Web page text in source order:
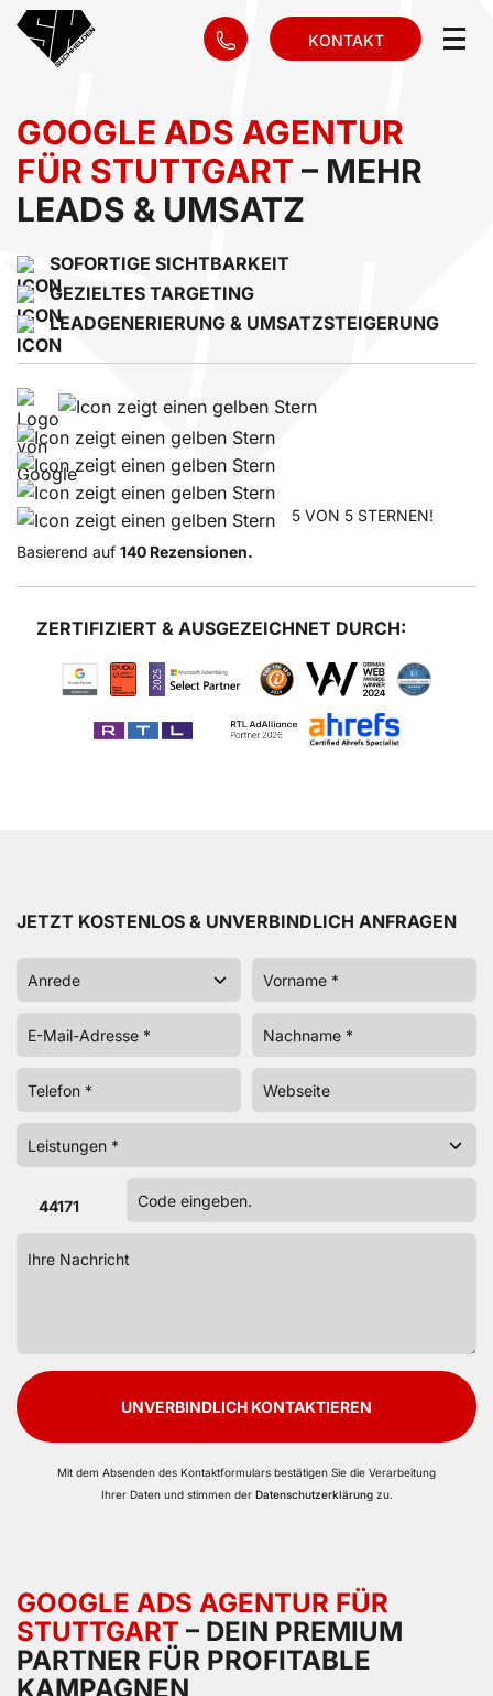
KONTAKT
GOOGLE ADS AGENTUR
FÜR STUTTGART – MEHR
LEADS & UMSATZ
SOFORTIGE SICHTBARKEIT
GEZIELTES TARGETING
LEADGENERIERUNG & UMSATZSTEIGERUNG
5 VON 5 STERNEN!
Basierend auf 140 Rezensionen.
ZERTIFIZIERT & AUSGEZEICHNET DURCH:
JETZT KOSTENLOS & UNVERBINDLICH ANFRAGEN
44171
UNVERBINDLICH KONTAKTIEREN
Mit dem Absenden des Kontaktformulars bestätigen Sie die Verarbeitung
Ihrer Daten und stimmen der Datenschutzerklärungzu.
GOOGLE ADS AGENTUR FÜR
STUTTGART – DEIN PREMIUM
PARTNER FÜR PROFITABLE
KAMPAGNEN